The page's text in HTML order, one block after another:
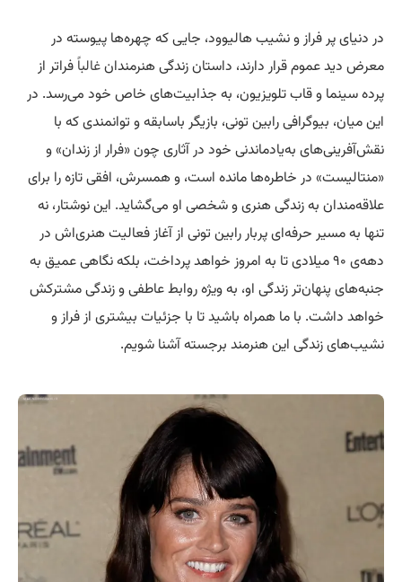
در دنیای پر فراز و نشیب هالیوود، جایی که چهره‌ها پیوسته در
معرض دید عموم قرار دارند، داستان زندگی هنرمندانغالباً فراتر از
پرده سینما و قاب تلویزیون، به جذابیت‌های خاص خود می‌رسد. در
این میان، بیوگرافی رابین تونی، بازیگر باسابقه و توانمندی که با
نقش‌آفرینی‌های به‌یادماندنی خود در آثاری چون «فرار از زندان» و
«منتالیست» در خاطره‌ها مانده است، و همسرش، افقی تازه را برای
علاقه‌مندان به زندگی هنری و شخصی او می‌گشاید. این نوشتار، نه
تنها به مسیر حرفه‌ای پربار رابین تونی از آغاز فعالیت هنری‌اش در
دهه‌ی ۹۰ میلادی تا به امروز خواهد پرداخت، بلکه نگاهی عمیق به
جنبه‌های پنهان‌تر زندگی او، به ویژه روابط عاطفی و زندگی مشترکش
خواهد داشت. با ما همراه باشید تا با جزئیات بیشتری از فراز و
نشیب‌های زندگی این هنرمند برجسته آشنا شویم.